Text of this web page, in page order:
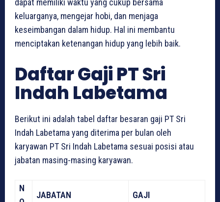
dapat memiliki waktu yang cukup bersama
keluarganya, mengejar hobi, dan menjaga
keseimbangan dalam hidup. Hal ini membantu
menciptakan ketenangan hidup yang lebih baik.
Daftar Gaji PT Sri
Indah Labetama
Berikut ini adalah tabel daftar besaran gaji PT Sri
Indah Labetama yang diterima per bulan oleh
karyawan PT Sri Indah Labetama sesuai posisi atau
jabatan masing-masing karyawan.
N
JABATAN GAJI